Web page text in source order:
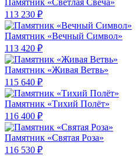
Памятник «Светлая Свеча»
113 230 ₽
Памятник «Вечный Символ»
113 420 ₽
Памятник «Живая Ветвь»
115 640 ₽
Памятник «Тихий Полёт»
116 400 ₽
Памятник «Святая Роза»
116 530 ₽